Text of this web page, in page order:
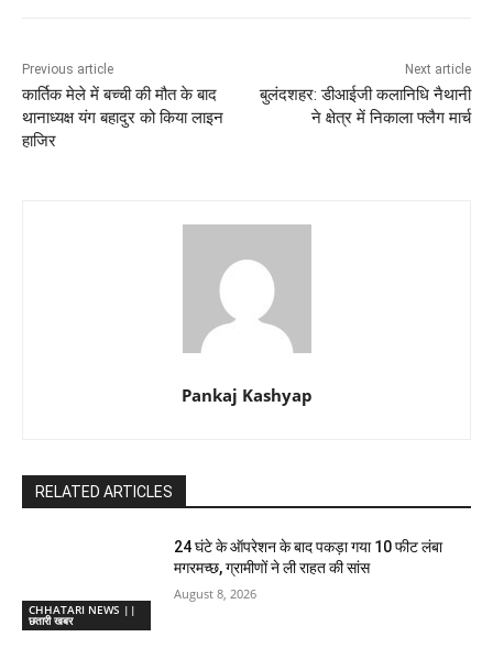
Previous article
कार्तिक मेले में बच्ची की मौत के बाद
थानाध्यक्ष यंग बहादुर को किया लाइन
हाजिर
Next article
बुलंदशहर: डीआईजी कलानिधि नैथानी
ने क्षेत्र में निकाला फ्लैग मार्च
Pankaj Kashyap
RELATED ARTICLES
CHHATARI NEWS ||
छतारी खबर
24 घंटे के ऑपरेशन के बाद पकड़ा गया 10 फीट लंबा
मगरमच्छ, ग्रामीणों ने ली राहत की सांस
August 8, 2026